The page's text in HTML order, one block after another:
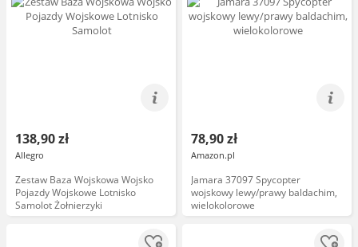
138,90 zł
Allegro
Zestaw Baza Wojskowa Wojsko
Pojazdy Wojskowe Lotnisko
Samolot Żołnierzyki
78,90 zł
Amazon.pl
Jamara 37097 Spycopter
wojskowy lewy/prawy baldachim,
wielokolorowe